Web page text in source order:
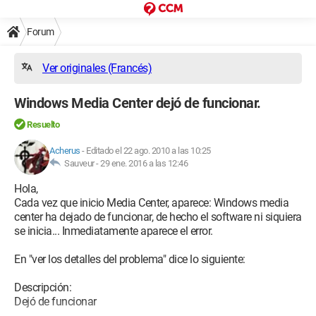
Forum
Ver originales (Francés)
Windows Media Center dejó de funcionar.
Resuelto
Acherus - Editado el 22 ago. 2010 a las 10:25
Sauveur -29 ene. 2016 a las 12:46
Hola,
Cada vez que inicio Media Center, aparece: Windows media
center ha dejado de funcionar, de hecho el software ni siquiera
se inicia... Inmediatamente aparece el error.
En "ver los detalles del problema" dice lo siguiente:
Descripción:
Dejó de funcionar